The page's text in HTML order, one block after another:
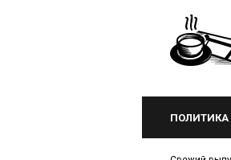
ПОЛИТИКА